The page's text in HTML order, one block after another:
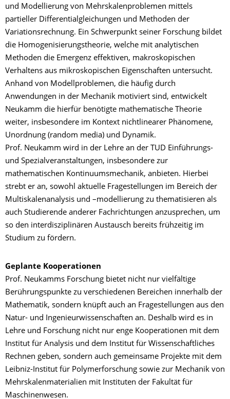
und Modellierung von Mehrskalenproblemen mittels
partieller Differentialgleichungen und Methoden der
Variationsrechnung. Ein Schwerpunkt seiner Forschung bildet
die Homogenisierungstheorie, welche mit analytischen
Methoden die Emergenz effektiven, makroskopischen
Verhaltens aus mikroskopischen Eigenschaften untersucht.
Anhand von Modellproblemen, die häufig durch
Anwendungen in der Mechanik motiviert sind, entwickelt
Neukamm die hierfür benötigte mathematische Theorie
weiter, insbesondere im Kontext nichtlinearer Phänomene,
Unordnung (random media) und Dynamik.
Prof. Neukamm wird in der Lehre an der TUD Einführungs-
und Spezialveranstaltungen, insbesondere zur
mathematischen Kontinuumsmechanik, anbieten. Hierbei
strebt er an, sowohl aktuelle Fragestellungen im Bereich der
Multiskalenanalysis und –modellierung zu thematisieren als
auch Studierende anderer Fachrichtungen anzusprechen, um
so den interdisziplinären Austausch bereits frühzeitig im
Studium zu fördern.
Geplante Kooperationen
Prof. Neukamms Forschung bietet nicht nur vielfältige
Berührungspunkte zu verschiedenen Bereichen innerhalb der
Mathematik, sondern knüpft auch an Fragestellungen aus den
Natur- und Ingenieurwissenschaften an. Deshalb wird es in
Lehre und Forschung nicht nur enge Kooperationen mit dem
Institut für Analysis und dem Institut für Wissenschaftliches
Rechnen geben, sondern auch gemeinsame Projekte mit dem
Leibniz-Institut für Polymerforschung sowie zur Mechanik von
Mehrskalenmaterialien mit Instituten der Fakultät für
Maschinenwesen.